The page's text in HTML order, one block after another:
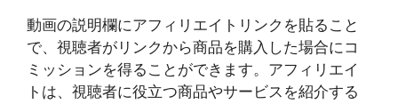
動画の説明欄にアフィリエイトリンクを貼ること
で、視聴者がリンクから商品を購入した場合にコ
ミッションを得ることができます。アフィリエイ
トは、視聴者に役立つ商品やサービスを紹介する